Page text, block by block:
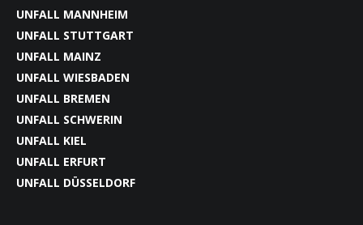
UNFALL MANNHEIM
UNFALL STUTTGART
UNFALL MAINZ
UNFALL WIESBADEN
UNFALL BREMEN
UNFALL SCHWERIN
UNFALL KIEL
UNFALL ERFURT
UNFALL DÜSSELDORF